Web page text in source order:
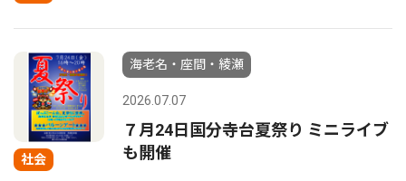
社会
海老名・座間・綾瀬
2026.07.07
７月24日国分寺台夏祭り ミニライブ
も開催